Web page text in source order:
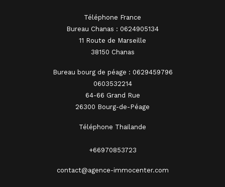
Téléphone France
Bureau Chanas : 0624905134
11 Route de Marseille
38150 Chanas
Bureau bourg de péage : 0629459796
0603532214
64-66 Grand Rue
26300 Bourg-de-Péage
Téléphone Thaïlande
+66970853723
contact@agence-immocenter.com